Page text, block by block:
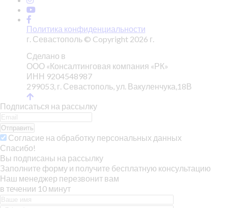
Политика конфиденциальности
г. Севастополь © Copyright 2026 г.
Сделано в
ООО «Консалтинговая компания «РК»
ИНН 9204548987
299053, г. Севастополь, ул. Вакуленчука,18В
Подписаться на рассылку
Отправить
Согласие на обработку персональных данных
Спасибо!
Вы подписаны на рассылку
Заполните форму и получите бесплатную консультацию
Наш менеджер перезвонит вам
в течении 10 минут